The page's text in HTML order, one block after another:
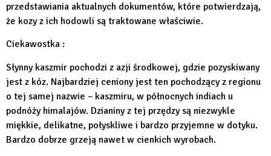
przedstawiania aktualnych dokumentów, które potwierdzają,
że kozy z ich hodowli są traktowane właściwie.
Ciekawostka :
Słynny kaszmir pochodzi z azji środkowej, gdzie pozyskiwany
jest z kóz. Najbardziej ceniony jest ten pochodzący z regionu
o tej samej nazwie – kaszmiru, w północnych indiach u
podnóży himalajów. Dzianiny z tej przędzy są niezwykle
miękkie, delikatne, połyskliwe i bardzo przyjemne w dotyku.
Bardzo dobrze grzeją nawet w cienkich wyrobach.